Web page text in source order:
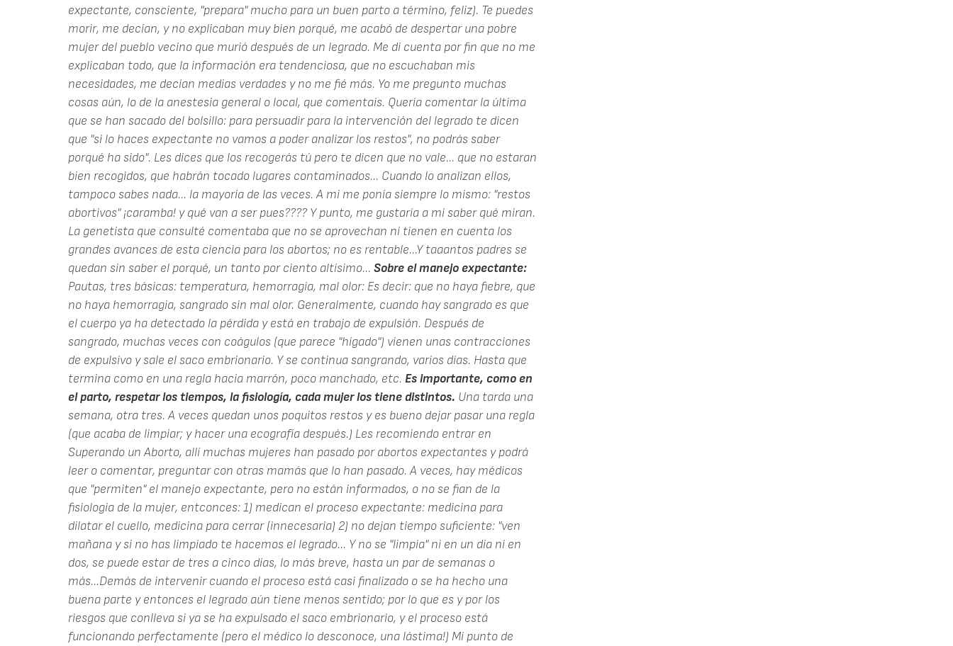
expectante, consciente, "prepara" mucho para un buen parto a término, feliz). Te puedes
morir, me decían, y no explicaban muy bien porqué, me acabó de despertar una pobre
mujer del pueblo vecino que murió después de un legrado. Me di cuenta por fin que no me
explicaban todo, que la información era tendenciosa, que no escuchaban mis
necesidades, me decían medias verdades y no me fié más. Yo me pregunto muchas
cosas aún, lo de la anestesia general o local, que comentais. Quería comentar la última
que se han sacado del bolsillo: para persuadir para la intervención del legrado te dicen
que "si lo haces expectante no vamos a poder analizar los restos", no podrás saber
porqué ha sido". Les dices que los recogerás tú pero te dicen que no vale... que no estaran
bien recogidos, que habrán tocado lugares contaminados... Cuando lo analizan ellos,
tampoco sabes nada... la mayoría de las veces. A mi me ponía siempre lo mismo: "restos
abortivos" ¡caramba! y qué van a ser pues???? Y punto, me gustaría a mi saber qué miran.
La genetista que consulté comentaba que no se aprovechan ni tienen en cuenta los
grandes avances de esta ciencia para los abortos; no es rentable...Y taaantos padres se
quedan sin saber el porqué, un tanto por ciento altísimo... Sobre el manejo expectante:
Pautas, tres básicas: temperatura, hemorragia, mal olor: Es decir: que no haya fiebre, que
no haya hemorragia, sangrado sin mal olor. Generalmente, cuando hay sangrado es que
el cuerpo ya ha detectado la pérdida y está en trabajo de expulsión. Después de
sangrado, muchas veces con coágulos (que parece "hígado") vienen unas contracciones
de expulsivo y sale el saco embrionario. Y se continua sangrando, varios días. Hasta que
termina como en una regla hacia marrón, poco manchado, etc. Es importante, como en
el parto, respetar los tiempos, la fisiología, cada mujer los tiene distintos. Una tarda una
semana, otra tres. A veces quedan unos poquitos restos y es bueno dejar pasar una regla
(que acaba de limpiar; y hacer una ecografía después.) Les recomiendo entrar en
Superando un Aborto, allí muchas mujeres han pasado por abortos expectantes y podrá
leer o comentar, preguntar con otras mamás que lo han pasado. A veces, hay médicos
que "permiten" el manejo expectante, pero no están informados, o no se fian de la
fisiologia de la mujer, entconces: 1) medican el proceso expectante: medicina para
dilatar el cuello, medicina para cerrar (innecesaria) 2) no dejan tiempo suficiente: "ven
mañana y si no has limpiado te hacemos el legrado... Y no se "limpia" ni en un día ni en
dos, se puede estar de tres a cinco días, lo más breve, hasta un par de semanas o
más...Demás de intervenir cuando el proceso está casi finalizado o se ha hecho una
buena parte y entonces el legrado aún tiene menos sentido; por lo que es y por los
riesgos que conlleva si ya se ha expulsado el saco embrionario, y el proceso está
funcionando perfectamente (pero el médico lo desconoce, una lástima!) Mi punto de